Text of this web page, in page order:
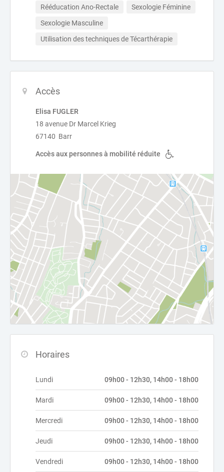
Rééducation Ano-Rectale
Sexologie Féminine
Sexologie Masculine
Utilisation des techniques de Técarthérapie
Accès
Elisa FUGLER
18 avenue Dr Marcel Krieg
67140 Barr
Accès aux personnes à mobilité réduite
Horaires
Lundi 09h00 - 12h30, 14h00 - 18h00
Mardi 09h00 - 12h30, 14h00 - 18h00
Mercredi 09h00 - 12h30, 14h00 - 18h00
Jeudi 09h00 - 12h30, 14h00 - 18h00
Vendredi 09h00 - 12h30, 14h00 - 18h00